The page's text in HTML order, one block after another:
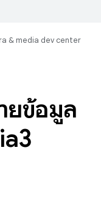
& media dev center
ยข้อมูล